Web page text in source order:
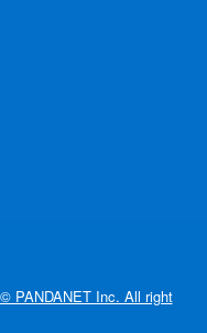
PANDANET Inc. All right